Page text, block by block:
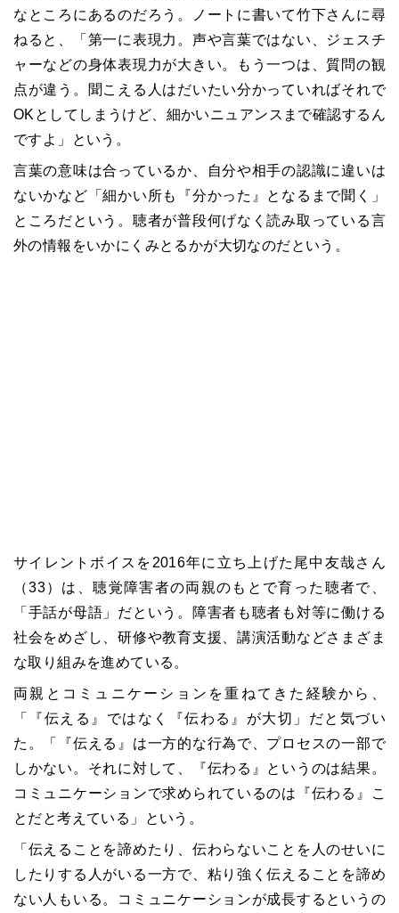
なところにあるのだろう。ノートに書いて竹下さんに尋
ねると、「第一に表現力。声や言葉ではない、ジェスチ
ャーなどの身体表現力が大きい。もう一つは、質問の観
点が違う。聞こえる人はだいたい分かっていればそれで
OKとしてしまうけど、細かいニュアンスまで確認するん
ですよ」という。
言葉の意味は合っているか、自分や相手の認識に違いは
ないかなど「細かい所も『分かった』となるまで聞く」
ところだという。聴者が普段何げなく読み取っている言
外の情報をいかにくみとるかが大切なのだという。
サイレントボイスを2016年に立ち上げた尾中友哉さん
（33）は、聴覚障害者の両親のもとで育った聴者で、
「手話が母語」だという。障害者も聴者も対等に働ける
社会をめざし、研修や教育支援、講演活動などさまざま
な取り組みを進めている。
両親とコミュニケーションを重ねてきた経験から、
「『伝える』ではなく『伝わる』が大切」だと気づい
た。「『伝える』は一方的な行為で、プロセスの一部で
しかない。それに対して、『伝わる』というのは結果。
コミュニケーションで求められているのは『伝わる』こ
とだと考えている」という。
「伝えることを諦めたり、伝わらないことを人のせいに
したりする人がいる一方で、粘り強く伝えることを諦め
ない人もいる。コミュニケーションが成長するというの